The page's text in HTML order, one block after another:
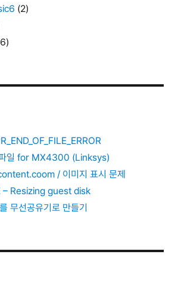
(2)
일 for MX4300 (Linksys)
/ 이미지 표시 문제
– Resizing guest disk
무선공유기로 만들기